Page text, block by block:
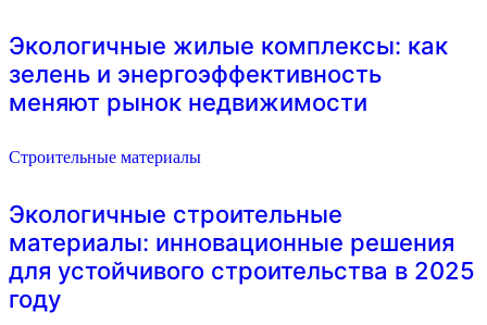
Экологичные жилые комплексы: как
зелень и энергоэффективность
меняют рынок недвижимости
Строительные материалы
Экологичные строительные
материалы: инновационные решения
для устойчивого строительства в 2025
году